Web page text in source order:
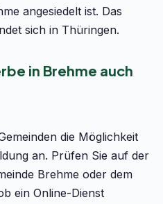
angesiedelt ist. Das
sich in Thüringen.
in Brehme auch
die Möglichkeit
an. Prüfen Sie auf der
Brehme oder dem
ein Online-Dienst